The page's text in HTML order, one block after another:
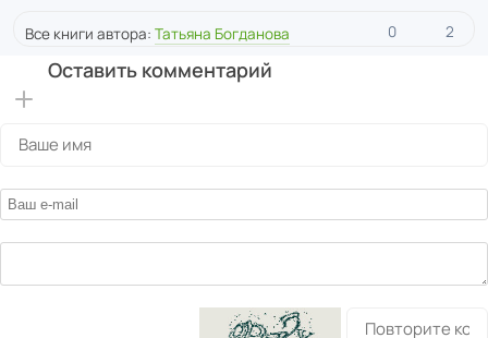
Все книги автора: Татьяна Богданова 0 2
Оставить комментарий